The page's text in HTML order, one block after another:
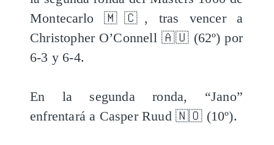
Montecarlo 🇲🇨, tras vencer a
Christopher O’Connell 🇦🇺 (62º) por
6-3 y 6-4.
En la segunda ronda, “Jano”
enfrentará a Casper Ruud 🇳🇴 (10º).